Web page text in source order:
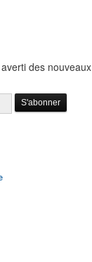
des nouveaux